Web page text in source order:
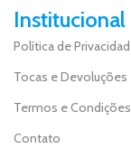
Institucional
Política de
Tocas e Devoluções
Termos e Condições
Contato